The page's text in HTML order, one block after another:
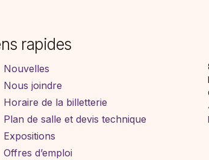
rapides
Nouvelles
Nous joindre
Horaire de la billetterie
Plan de salle et devis technique
Expositions
Offres d’emploi